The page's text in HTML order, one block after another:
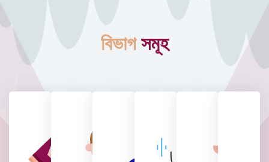
বিভাগ সমূহ